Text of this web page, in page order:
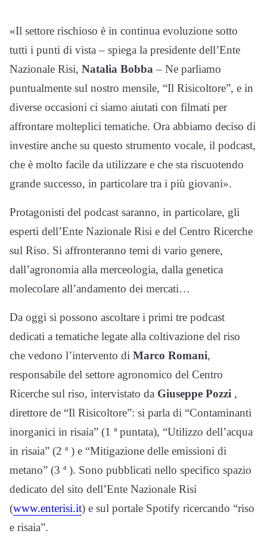
«Il settore rischioso è in continua evoluzione sotto
tutti i punti di vista – spiega la presidente dell’Ente
Nazionale Risi, Natalia Bobba– Ne parliamo
puntualmente sul nostro mensile, “Il Risicoltore”, e in
diverse occasioni ci siamo aiutati con filmati per
affrontare molteplici tematiche. Ora abbiamo deciso di
investire anche su questo strumento vocale, il podcast,
che è molto facile da utilizzare e che sta riscuotendo
grande successo, in particolare tra i più giovani».
Protagonisti del podcast saranno, in particolare, gli
esperti dell’Ente Nazionale Risi e del Centro Ricerche
sul Riso. Si affronteranno temi di vario genere,
dall’agronomia alla merceologia, dalla genetica
molecolare all’andamento dei mercati…
Da oggi si possono ascoltare i primi tre podcast
dedicati a tematiche legate alla coltivazione del riso
che vedono l’intervento di Marco Romani,
responsabile del settore agronomico del Centro
Ricerche sul riso, intervistato da Giuseppe Pozzi ,
direttore de “Il Risicoltore”: si parla di “Contaminanti
inorganici in risaia” (1 ª puntata), “Utilizzo dell’acqua
in risaia” (2 ª ) e “Mitigazione delle emissioni di
metano” (3 ª ). Sono pubblicati nello specifico spazio
dedicato del sito dell’Ente Nazionale Risi
(www.enterisi.it) e sul portale Spotify ricercando “riso
e risaia”.